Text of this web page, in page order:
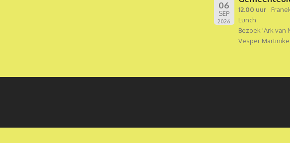
06
SEP
2026
12.00 uur
Lunch
Bezoek 'Ark van
Vesper